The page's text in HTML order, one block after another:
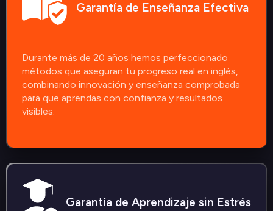
Garantía de Enseñanza Efectiva
Durante más de 20 años hemos perfeccionado
métodos que aseguran tu progreso real en inglés,
combinando innovación y enseñanza comprobada
para que aprendas con confianza y resultados
visibles.
Garantía de Aprendizaje sin Estrés